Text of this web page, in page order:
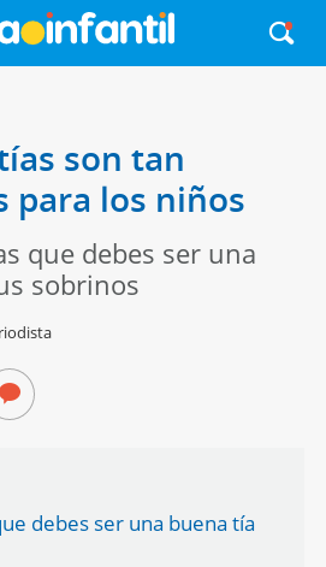
son tan
para los niños
que debes ser una
sobrinos
debes ser una buena tía